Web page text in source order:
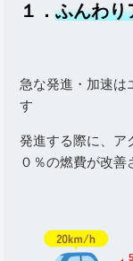
１．ふんわり
急な発進・加速は
す
発進する際に、ア
０％の燃費が改善